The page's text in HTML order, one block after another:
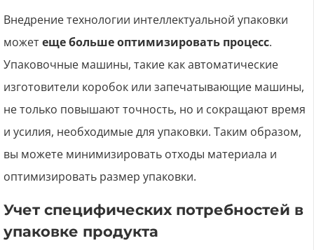
Внедрение технологии интеллектуальной упаковки
можетеще больше оптимизировать процесс.
Упаковочные машины, такие как автоматические
изготовители коробок или запечатывающие машины,
не только повышают точность, но и сокращают время
и усилия, необходимые для упаковки. Таким образом,
вы можете минимизировать отходы материала и
оптимизировать размер упаковки.
Учет специфических потребностей в
упаковке продукта